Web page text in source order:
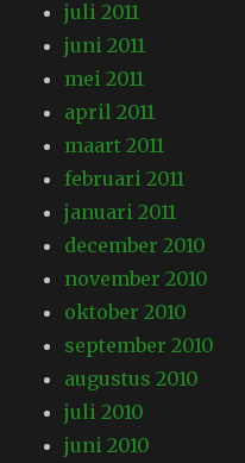
juli 2011
juni 2011
mei 2011
april 2011
maart 2011
februari 2011
januari 2011
december 2010
november 2010
oktober 2010
september 2010
augustus 2010
juli 2010
juni 2010